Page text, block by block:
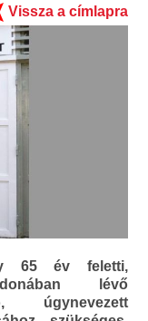
Vissza a címlapra
65 év feletti,
lévő
úgynevezett